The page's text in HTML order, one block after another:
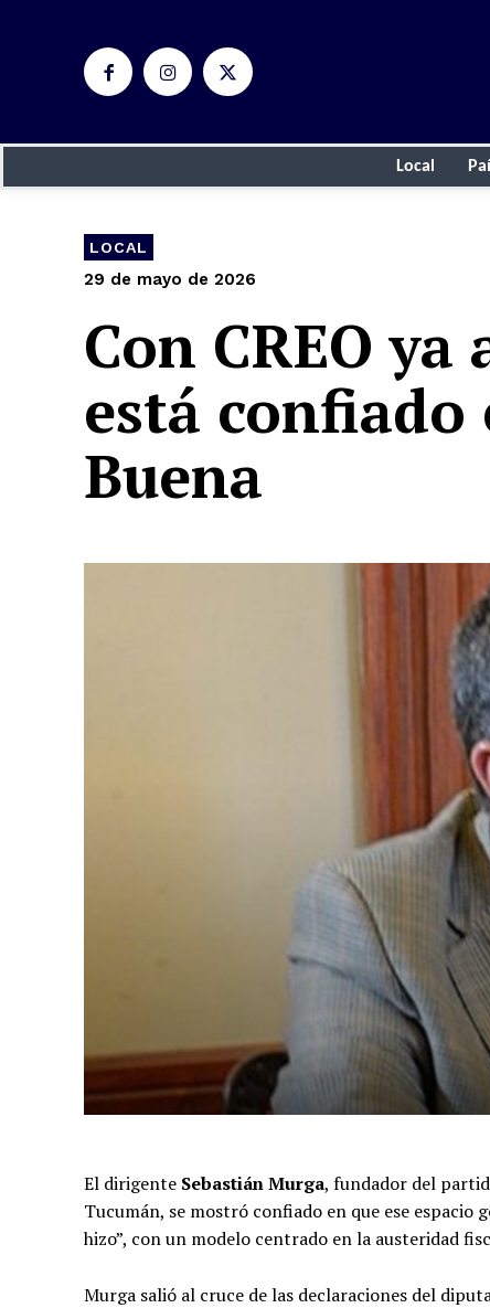
Local
LOCAL
29 de mayo de 2026
Con CREO
está
Buena
El dirigente Sebastián Murga, fundador del
Tucumán, se mostró confiado en que ese espacio
hizo”, con un modelo centrado en la austeridad
Murga salió al cruce de las declaraciones del